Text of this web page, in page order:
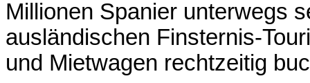
Millionen Spanier unterwegs
ausländischen Finsternis-
und Mietwagen rechtzeitig